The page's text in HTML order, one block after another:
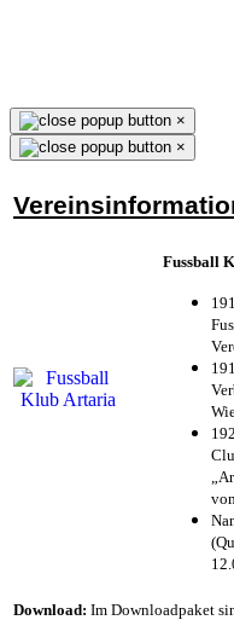
×
×
Fussball
Download: Im Downloadpaket